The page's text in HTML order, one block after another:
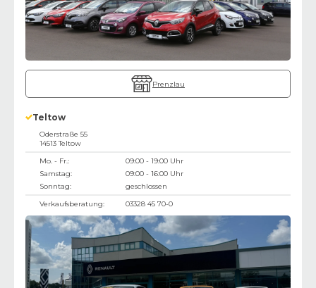
Prenzlau
Teltow
Oderstraße 55
14513 Teltow
Mo. - Fr.:
09:00 - 19:00 Uhr
Samstag:
09:00 - 16:00 Uhr
Sonntag:
geschlossen
Verkaufsberatung:
03328 45 70-0